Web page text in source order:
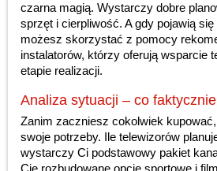
czarna magią. Wystarczy dobre
sprzęt i cierpliwość. A gdy pojawią
możesz skorzystać z pomocy
instalatorów, którzy oferują wsparcie
etapie realizacji.
Analiza sytuacji – co
Zanim zaczniesz cokolwiek kupować,
swoje potrzeby. Ile telewizorów
wystarczy Ci podstawowy pakiet
Cię rozbudowane opcje sportowe i